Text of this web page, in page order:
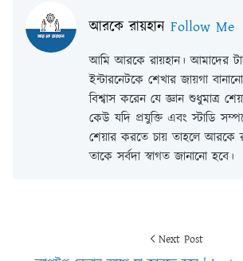
আরকে রায়হান Follow Me
আমি আরকে রায়হান। আমাদের
ইন্টারনেটকে শেখার জায়গা
বিশ্বাস করেন যে জ্ঞান শুধুমাত্র
কেউ যদি প্রযুক্তি এবং স্টাডি
শেয়ার করতে চায় তাহলে আরকে
তাকে সর্বদা স্বাগত জানানো হবে।
Next Post